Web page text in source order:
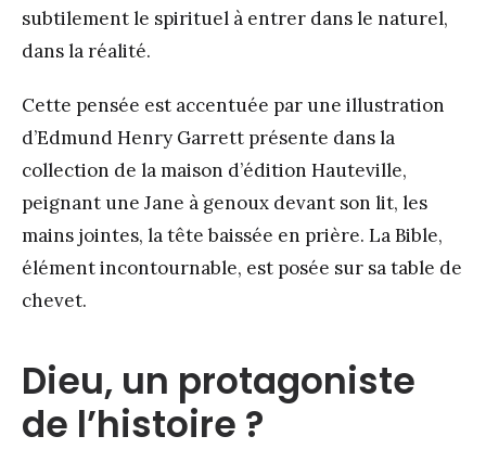
subtilement le spirituel à entrer dans le naturel,
dans la réalité.
Cette pensée est accentuée par une illustration
d’Edmund Henry Garrett présente dans la
collection de la maison d’édition Hauteville,
peignant une Jane à genoux devant son lit, les
mains jointes, la tête baissée en prière. La Bible,
élément incontournable, est posée sur sa table de
chevet.
Dieu, un protagoniste
de l’histoire ?